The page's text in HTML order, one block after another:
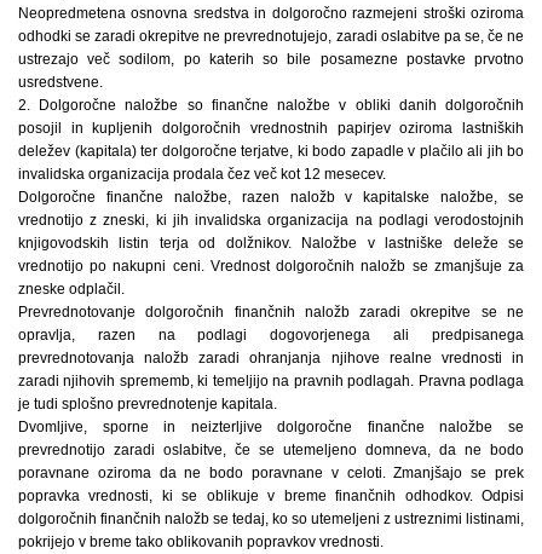
Neopredmetena osnovna sredstva in dolgoročno razmejeni stroški oziroma
odhodki se zaradi okrepitve ne prevrednotujejo, zaradi oslabitve pa se, če ne
ustrezajo več sodilom, po katerih so bile posamezne postavke prvotno
usredstvene.
2. Dolgoročne naložbe so finančne naložbe v obliki danih dolgoročnih
posojil in kupljenih dolgoročnih vrednostnih papirjev oziroma lastniških
deležev (kapitala) ter dolgoročne terjatve, ki bodo zapadle v plačilo ali jih bo
invalidska organizacija prodala čez več kot 12 mesecev.
Dolgoročne finančne naložbe, razen naložb v kapitalske naložbe, se
vrednotijo z zneski, ki jih invalidska organizacija na podlagi verodostojnih
knjigovodskih listin terja od dolžnikov. Naložbe v lastniške deleže se
vrednotijo po nakupni ceni. Vrednost dolgoročnih naložb se zmanjšuje za
zneske odplačil.
Prevrednotovanje dolgoročnih finančnih naložb zaradi okrepitve se ne
opravlja, razen na podlagi dogovorjenega ali predpisanega
prevrednotovanja naložb zaradi ohranjanja njihove realne vrednosti in
zaradi njihovih sprememb, ki temeljijo na pravnih podlagah. Pravna podlaga
je tudi splošno prevrednotenje kapitala.
Dvomljive, sporne in neizterljive dolgoročne finančne naložbe se
prevrednotijo zaradi oslabitve, če se utemeljeno domneva, da ne bodo
poravnane oziroma da ne bodo poravnane v celoti. Zmanjšajo se prek
popravka vrednosti, ki se oblikuje v breme finančnih odhodkov. Odpisi
dolgoročnih finančnih naložb se tedaj, ko so utemeljeni z ustreznimi listinami,
pokrijejo v breme tako oblikovanih popravkov vrednosti.